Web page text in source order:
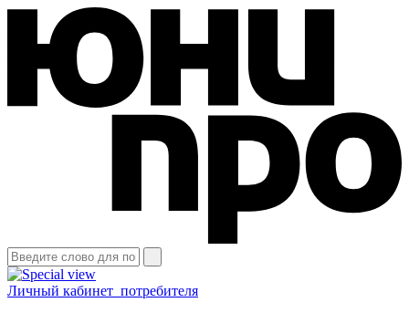
Личный кабинет потребителя